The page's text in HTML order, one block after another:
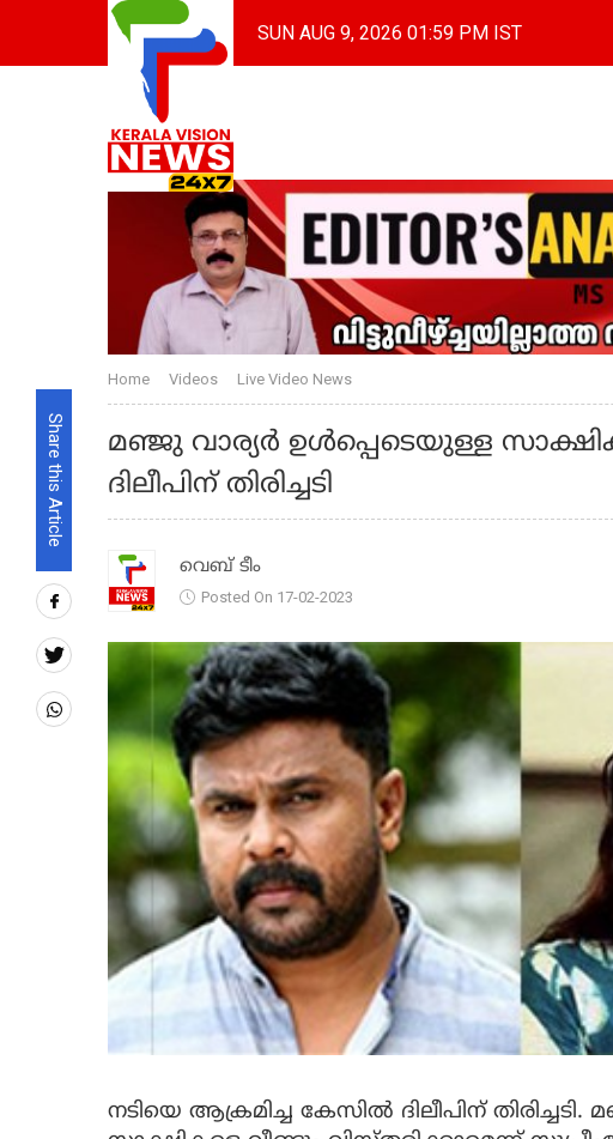
SUN AUG 9, 2026 01:59 PM IST
Share this Article
Home Videos Live Video News
മഞ്ജു വാര്യര്‍ ഉള്‍പ്പെടെയുള്ള
ദിലീപിന് തിരിച്ചടി
വെബ് ടീം
Posted On 17-02-2023
നടിയെ ആക്രമിച്ച കേസില്‍ ദിലീപിന്